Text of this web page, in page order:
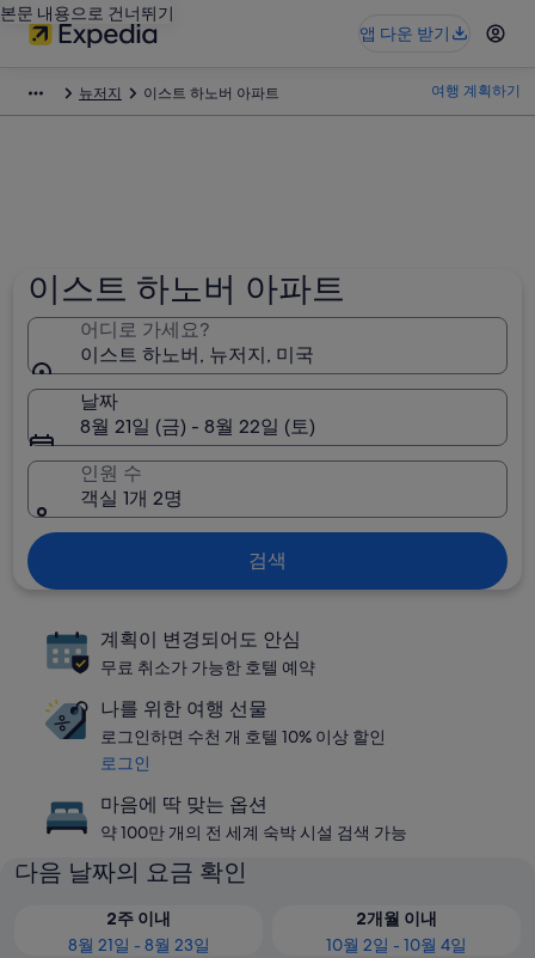
본문 내용으로 건너뛰기
앱 다운 받기
뉴저지 이스트 하노버 아파트 여행 계획하기
이스트 하노버 아파트
어디로 가세요?
이스트 하노버, 뉴저지, 미국
날짜
8월 21일 (금) - 8월 22일 (토)
인원 수
객실 1개 2명
검색
계획이 변경되어도 안심
무료 취소가 가능한 호텔 예약
나를 위한 여행 선물
로그인하면 수천 개 호텔 10% 이상 할인
로그인
마음에 딱 맞는 옵션
약 100만 개의 전 세계 숙박 시설 검색 가능
다음 날짜의 요금 확인
2주 이내
8월 21일 - 8월 23일
2개월 이내
10월 2일 - 10월 4일